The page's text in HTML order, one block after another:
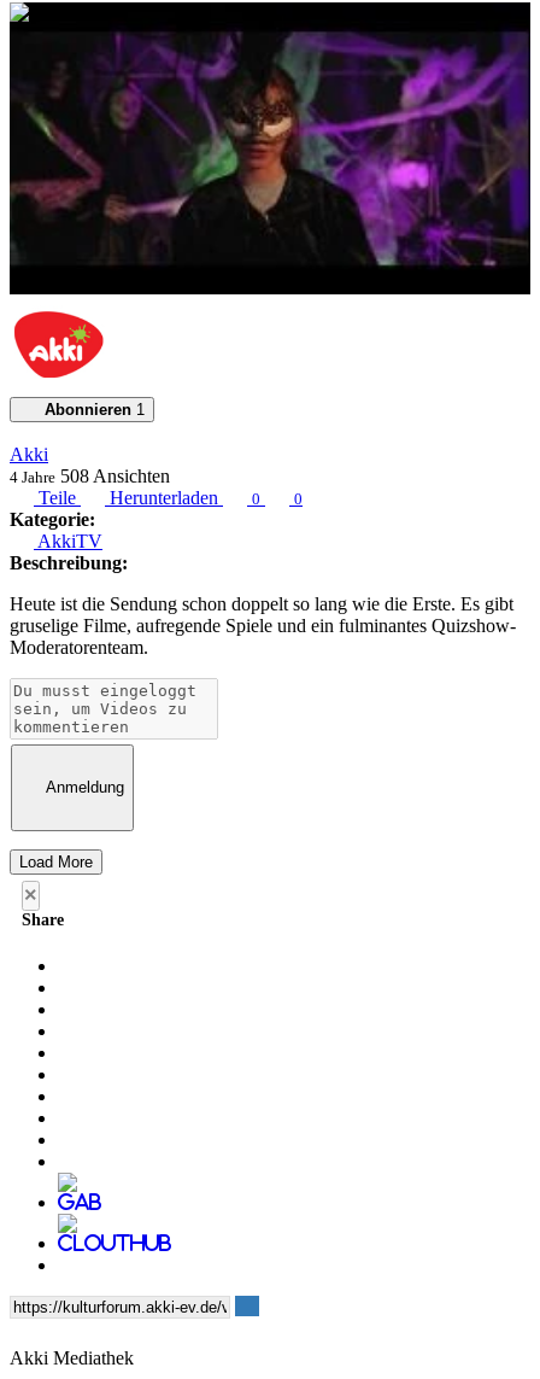
0:29:33
Abonnieren 1
Akki
4 Jahre 508 Ansichten
Teile
Herunterladen 0 0
Kategorie:
AkkiTV
Beschreibung:
Heute ist die Sendung schon doppelt so lang wie die Erste. Es gibt
gruselige Filme, aufregende Spiele und ein fulminantes Quizshow-
Moderatorenteam.
Anmeldung
Load More
Akki Mediathek
×
Share